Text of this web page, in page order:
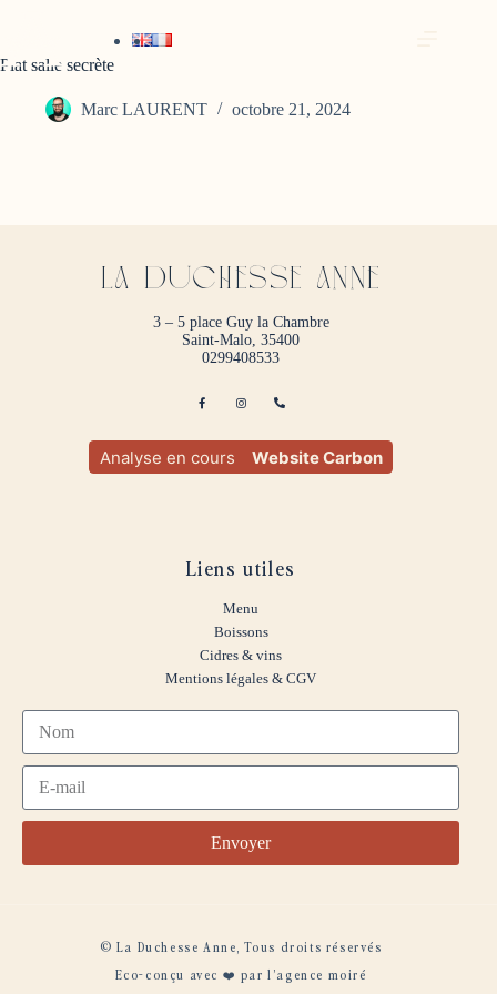
Plat salle secrète
Marc LAURENT octobre 21, 2024
La duchesse anne
3 – 5 place Guy la Chambre
Saint-Malo, 35400
0299408533
Analyse en cours Website Carbon
Liens utiles
Menu
Boissons
Cidres & vins
Mentions légales & CGV
Envoyer
© La Duchesse Anne, Tous droits réservés
Eco-conçu avec ❤️ par l’agence moiré